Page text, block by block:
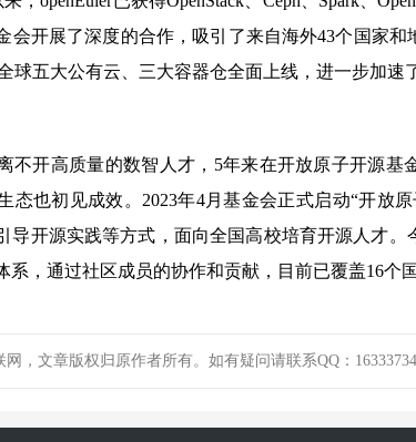
会开展了深度的合作，吸引了来自海外43个国家和
球五大公有云、三大容器仓全面上线，进一步加速
开高质量的数智人才，5年来在开放原子开源基
态也初见成效。2023年4月基金会正式启动“开放
导开源实践等方式，面向全国高校培育开源人才。
系，通过社区成员的协作和贡献，目前已覆盖16个
，文章版权归原作者所有。如有疑问请联系QQ：